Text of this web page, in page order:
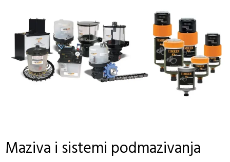
Maziva i sistemi podmazivanja